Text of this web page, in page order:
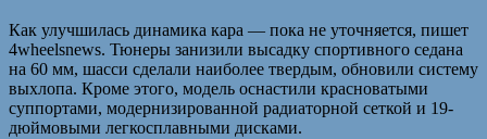
Как улучшилась динамика кара — пока не уточняется, пишет
4wheelsnews. Тюнеры занизили высадку спортивного седана
на 60 мм, шасси сделали наиболее твердым, обновили систему
выхлопа. Кроме этого, модель оснастили красноватыми
суппортами, модернизированной радиаторной сеткой и 19-
дюймовыми легкосплавными дисками.